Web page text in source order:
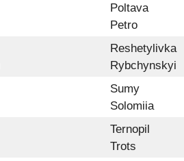
Poltava
Petro
Reshetylivka
Rybchynskyi
Sumy
Solomiia
Ternopil
Trots